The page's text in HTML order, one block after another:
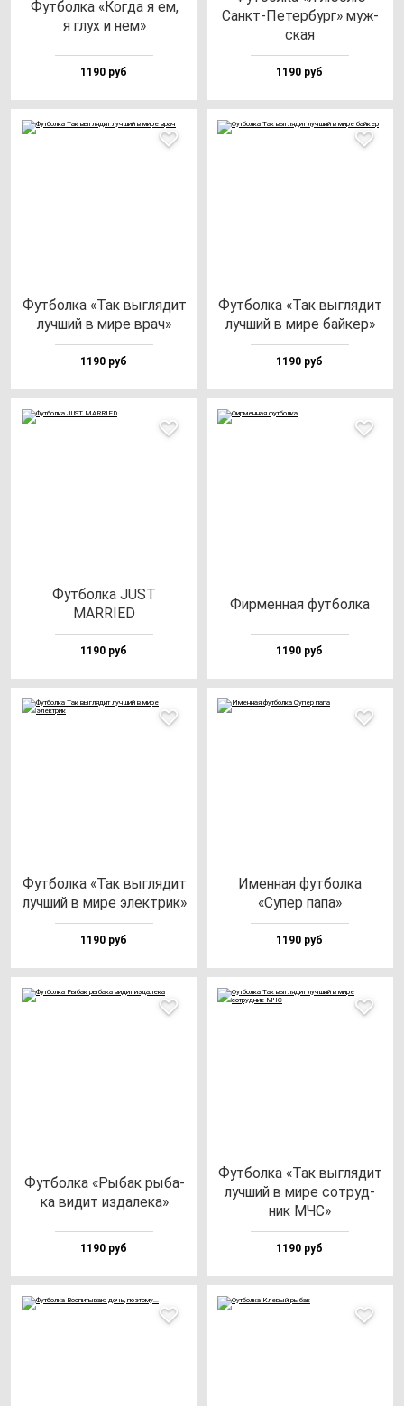
Фут­бол­ка «Ког­да я ем,
я глух и нем»
1190 руб
Санкт-Петер­бург» муж­
ская
1190 руб
Фут­бол­ка «Так выг­ля­дит
луч­ший в ми­ре врач»
1190 руб
Фут­бол­ка «Так выг­ля­дит
луч­ший в ми­ре бай­кер»
1190 руб
Фут­бол­ка JUST
MARRIED
1190 руб
Фир­мен­ная фут­бол­ка
1190 руб
Фут­бол­ка «Так выг­ля­дит
луч­ший в ми­ре элек­трик»
1190 руб
Имен­ная фут­бол­ка
«Супер па­па»
1190 руб
Фут­бол­ка «Рыбак ры­ба­
ка ви­дит из­да­ле­ка»
1190 руб
Фут­бол­ка «Так выг­ля­дит
луч­ший в ми­ре сот­руд­
ник МЧС»
1190 руб